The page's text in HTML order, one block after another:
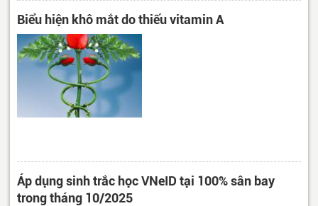
Biểu hiện khô mắt do thiếu vitamin A
Áp dụng sinh trắc học VNeID tại 100% sân bay
trong tháng 10/2025